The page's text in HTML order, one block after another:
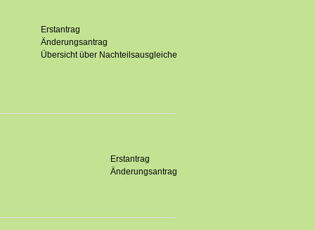
Erstantrag
Änderungsantrag
Übersicht über Nachteilsausgleiche
Erstantrag
Änderungsantrag